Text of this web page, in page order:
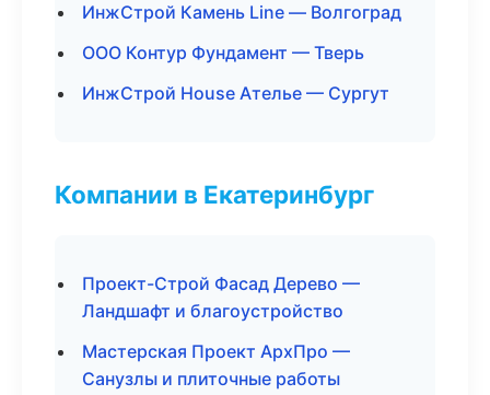
ИнжСтрой Камень Line — Волгоград
ООО Контур Фундамент — Тверь
ИнжСтрой House Ателье — Сургут
Компании в Екатеринбург
Проект-Строй Фасад Дерево —
Ландшафт и благоустройство
Мастерская Проект АрхПро —
Санузлы и плиточные работы